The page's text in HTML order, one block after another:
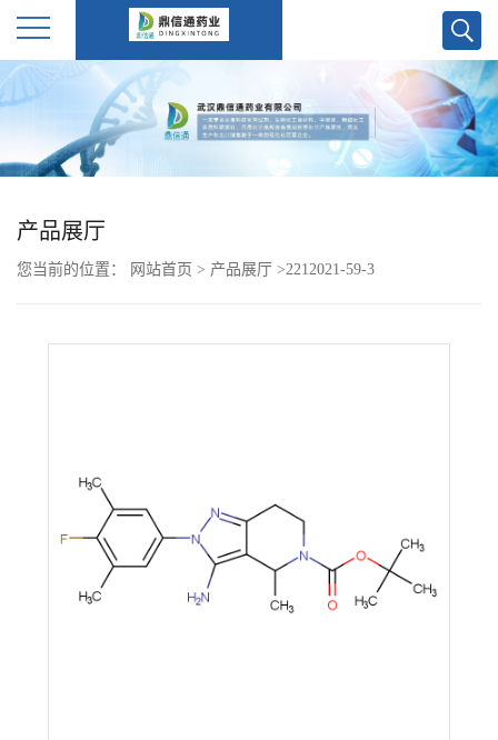
公
产品展厅
您当前的位置： 网站首页 > 产品展厅 >2212021-59-3